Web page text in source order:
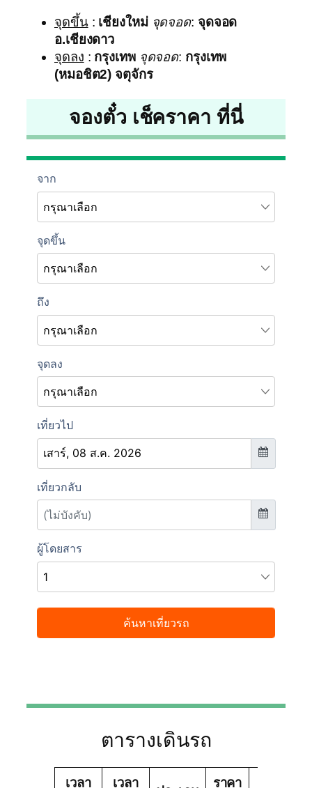
จุดขึ้น: เชียงใหม่ จุดจอด: จุดจอด
อ.เชียงดาว
จุดลง : กรุงเทพ จุดจอด: กรุงเทพ
(หมอชิต2) จตุจักร
จองตั๋ว เช็คราคา ที่นี่
ตารางเดินรถ
เวลา
เวลา
ราคา